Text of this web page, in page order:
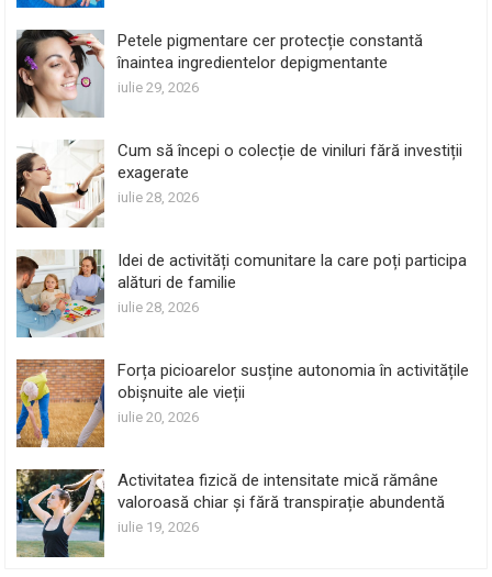
Petele pigmentare cer protecție constantă
înaintea ingredientelor depigmentante
iulie 29, 2026
Cum să începi o colecție de viniluri fără investiții
exagerate
iulie 28, 2026
Idei de activități comunitare la care poți participa
alături de familie
iulie 28, 2026
Forța picioarelor susține autonomia în activitățile
obișnuite ale vieții
iulie 20, 2026
Activitatea fizică de intensitate mică rămâne
valoroasă chiar și fără transpirație abundentă
iulie 19, 2026